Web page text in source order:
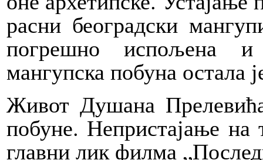
расни београдски
погрешно испољена и
мангупска побуна остала
Живот Душана
побуне. Непристајање на
главни лик филма